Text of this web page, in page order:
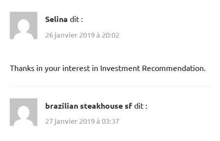
Selina dit :
26 janvier 2019 à 20:02
Thanks in your interest in Investment Recommendation.
brazilian steakhouse sf dit :
27 janvier 2019 à 03:37